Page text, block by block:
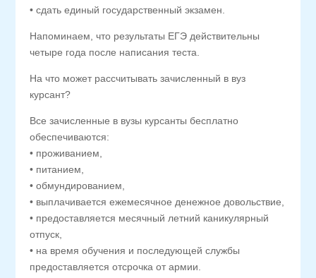
• сдать единый государственный экзамен.
Напоминаем, что результаты ЕГЭ действительны
четыре года после написания теста.
На что может рассчитывать зачисленный в вуз
курсант?
Все зачисленные в вузы курсанты бесплатно
обеспечиваются:
• проживанием,
• питанием,
• обмундированием,
• выплачивается ежемесячное денежное довольствие,
• предоставляется месячный летний каникулярный
отпуск,
• на время обучения и последующей службы
предоставляется отсрочка от армии.